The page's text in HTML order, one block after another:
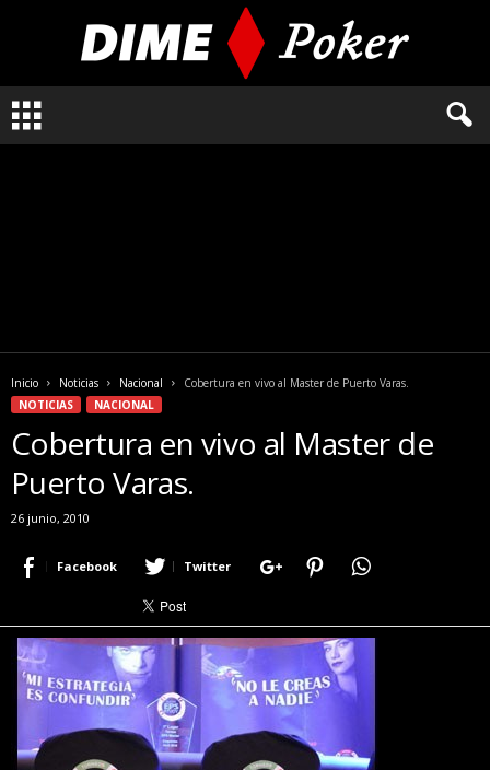
q
t
c
Inicio Noticias Nacional
Cobertura en vivo al Master de Puerto Varas.
NOTICIAS
NACIONAL
Cobertura en vivo al Master de
Puerto Varas.
26 junio, 2010
Facebook Twitter